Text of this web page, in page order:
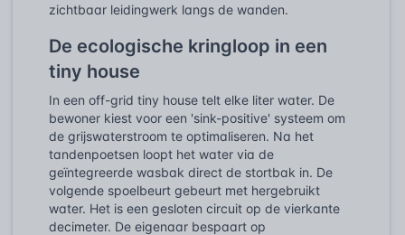
zichtbaar leidingwerk langs de wanden.
De ecologische kringloop in een
tiny house
In een off-grid tiny house telt elke liter water. De
bewoner kiest voor een 'sink-positive' systeem om
de grijswaterstroom te optimaliseren. Na het
tandenpoetsen loopt het water via de
geïntegreerde wasbak direct de stortbak in. De
volgende spoelbeurt gebeurt met hergebruikt
water. Het is een gesloten circuit op de vierkante
decimeter. De eigenaar bespaart op